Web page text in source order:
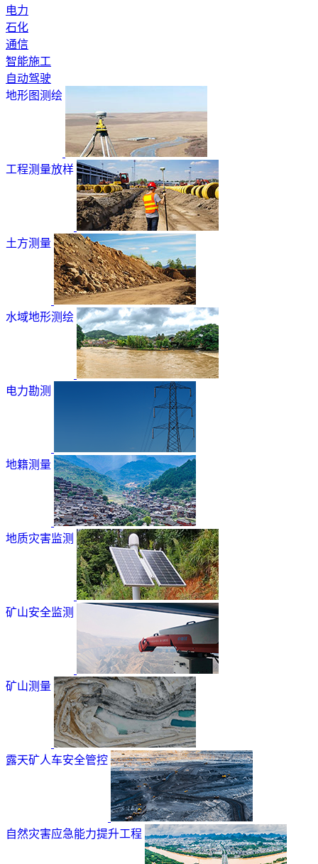
电力
石化
通信
智能施工
自动驾驶
地形图测绘
工程测量放样
土方测量
水域地形测绘
电力勘测
地籍测量
地质灾害监测
矿山安全监测
矿山测量
露天矿人车安全管控
自然灾害应急能力提升工程